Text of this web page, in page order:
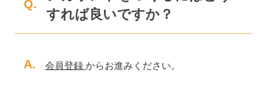
Q.
すれば良いですか？
A. 会員登録 からお進みください。